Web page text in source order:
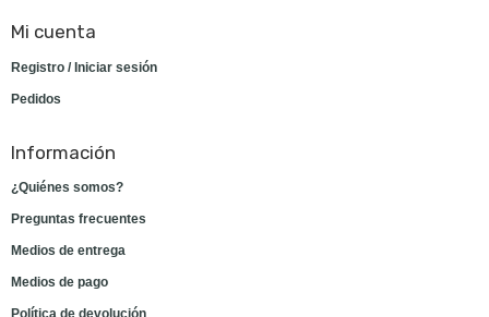
Mi cuenta
Registro / Iniciar sesión
Pedidos
Información
¿Quiénes somos?
Preguntas frecuentes
Medios de entrega
Medios de pago